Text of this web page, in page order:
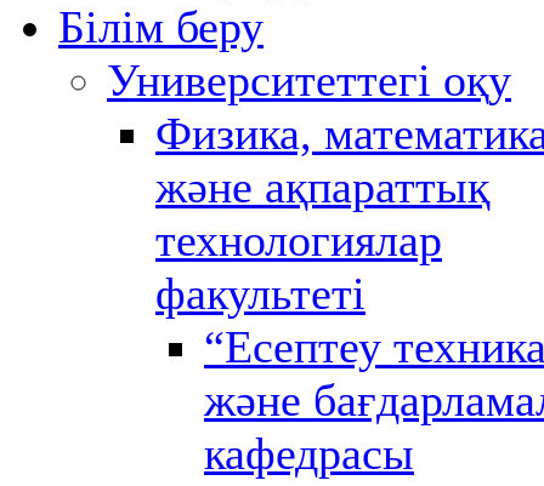
Білім беру
Университеттегі оқу
Физика,
және ақпараттық
технологиялар
факультеті
“Есептеу
және
кафедрасы